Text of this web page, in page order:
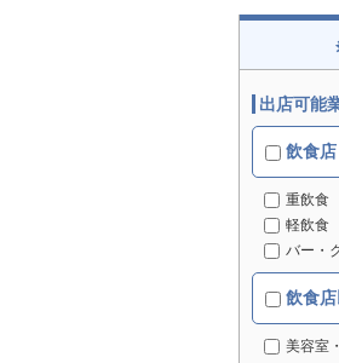
出店可能
飲食店
重飲食
軽飲食
バー・
飲食
美容室